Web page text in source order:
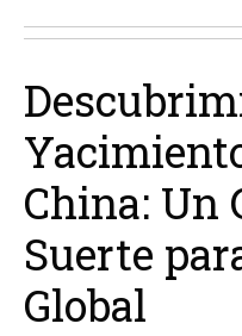
China: Un
Suerte
Global